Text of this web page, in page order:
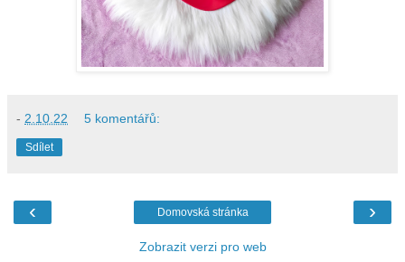
- 2.10.22 5 komentářů:
Sdílet
‹ ›
Domovská stránka
Zobrazit verzi pro web